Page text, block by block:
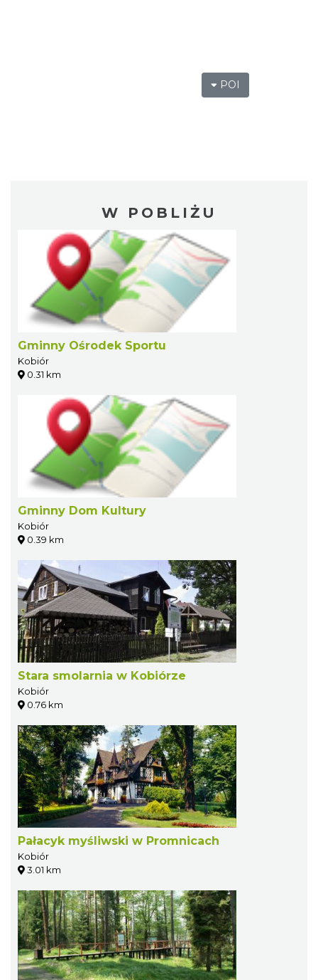
POI
W POBLIŻU
Gminny Ośrodek Sportu
Kobiór
0.31 km
Gminny Dom Kultury
Kobiór
0.39 km
Stara smolarnia w Kobiórze
Kobiór
0.76 km
Pałacyk myśliwski w Promnicach
Kobiór
3.01 km